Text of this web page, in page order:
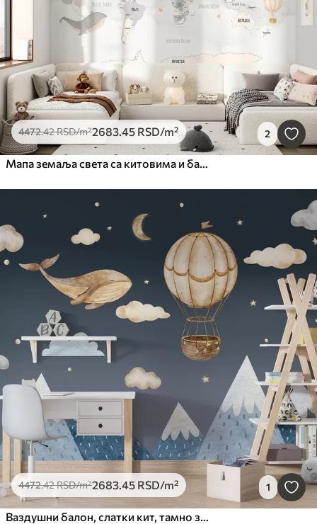
Ресетујте све
4472.42RSD/m²2683.45 RSD/m² 2
Мапа земаља света са китовима и балонима у сиво-ружичастим пастелним бојама
4472.42RSD/m²2683.45 RSD/m² 1
Ваздушни балон, слатки кит, тамно звездано небо, планине, акварел, плаве и беж боје